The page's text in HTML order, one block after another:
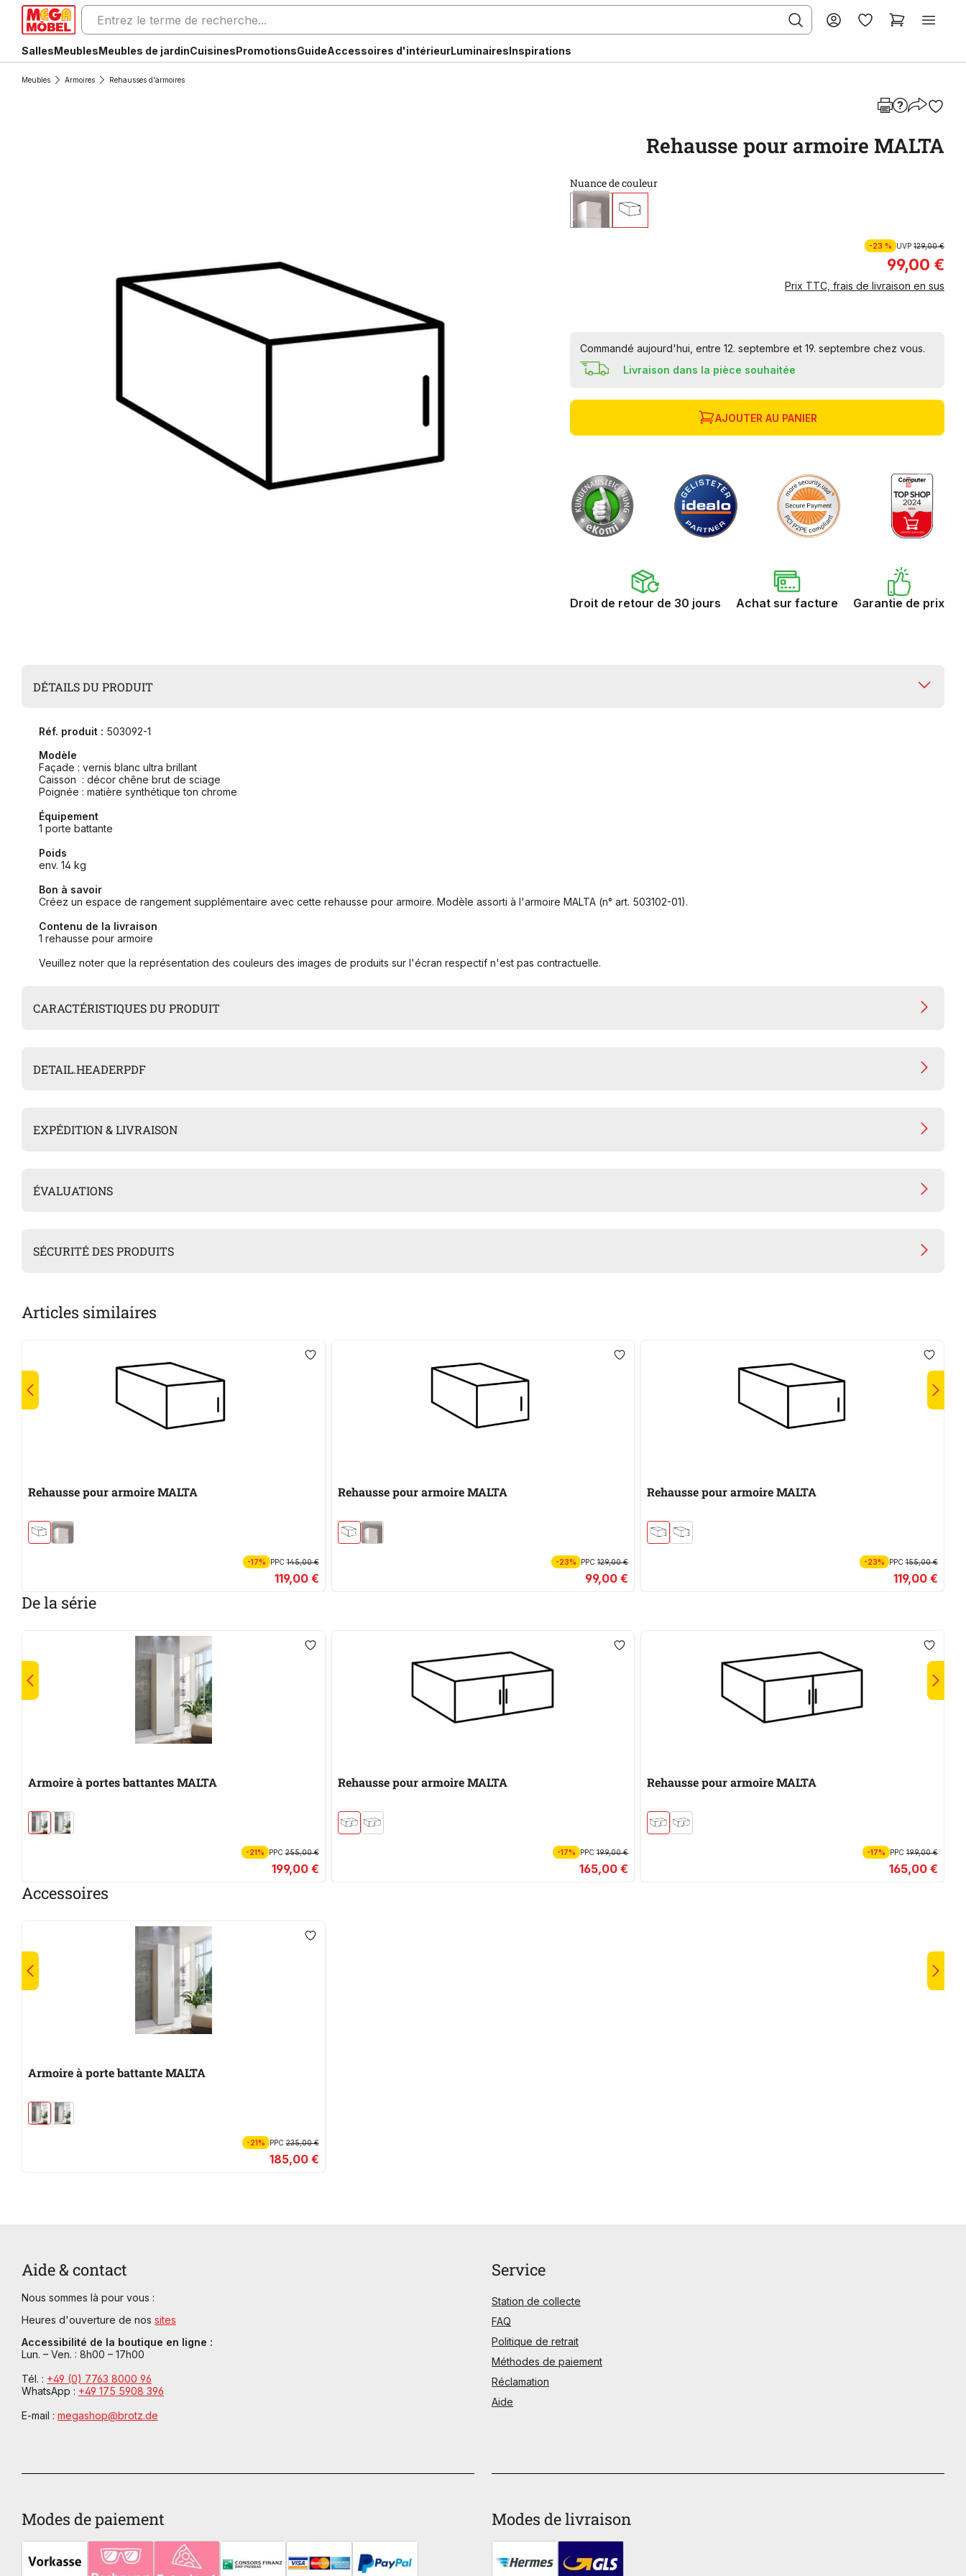
SallesMeublesMeubles de jardinCuisinesPromotionsGuideAccessoires d'intérieurLuminairesInspirations
Meubles Armoires Rehausses d'armoires
Rehausse pour armoire MALTA
Nuance de couleur
-23 % UVP 129,00 €
99,00 €
Prix TTC, frais de livraison en sus
Commandé aujourd'hui, entre 12. septembre et 19. septembre chez vous.
Livraison dans la pièce souhaitée
AJOUTER AU PANIER
Droit de retour de 30 jours Achat sur facture Garantie de prix
DÉTAILS DU PRODUIT
Réf. produit : 503092-1
Modèle
Façade : vernis blanc ultra brillant
Caisson : décor chêne brut de sciage
Poignée : matière synthétique ton chrome
Équipement
1 porte battante
Poids
env. 14 kg
Bon à savoir
Créez un espace de rangement supplémentaire avec cette rehausse pour armoire. Modèle assorti à l'armoire MALTA (n° art. 503102-01).
Contenu de la livraison
1 rehausse pour armoire
Veuillez noter que la représentation des couleurs des images de produits sur l'écran respectif n'est pas contractuelle.
CARACTÉRISTIQUES DU PRODUIT
DETAIL.HEADERPDF
EXPÉDITION & LIVRAISON
ÉVALUATIONS
SÉCURITÉ DES PRODUITS
Articles similaires
Rehausse pour armoire MALTA
-17% PPC145,00 €
119,00 €
Rehausse pour armoire MALTA
-23% PPC129,00 €
99,00 €
Rehausse pour armoire MALTA
-23% PPC 155,00 €
119,00 €
De la série
Armoire à portes battantes MALTA
-21% PPC255,00 €
199,00 €
Rehausse pour armoire MALTA
-17% PPC199,00 €
165,00 €
Rehausse pour armoire MALTA
-17% PPC 199,00 €
165,00 €
Accessoires
Armoire à porte battante MALTA
-21% PPC235,00 €
185,00 €
Aide & contact
Nous sommes là pour vous :
Heures d'ouverture de nos sites
Accessibilité de la boutique en ligne :
Lun. – Ven. : 8h00 – 17h00
Tél. : +49 (0) 7763 8000 96
WhatsApp : +49 175 5908 396
E-mail : megashop@brotz.de
Modes de paiement Modes de livraison
Service
Station de collecte
FAQ
Politique de retrait
Méthodes de paiement
Réclamation
Aide